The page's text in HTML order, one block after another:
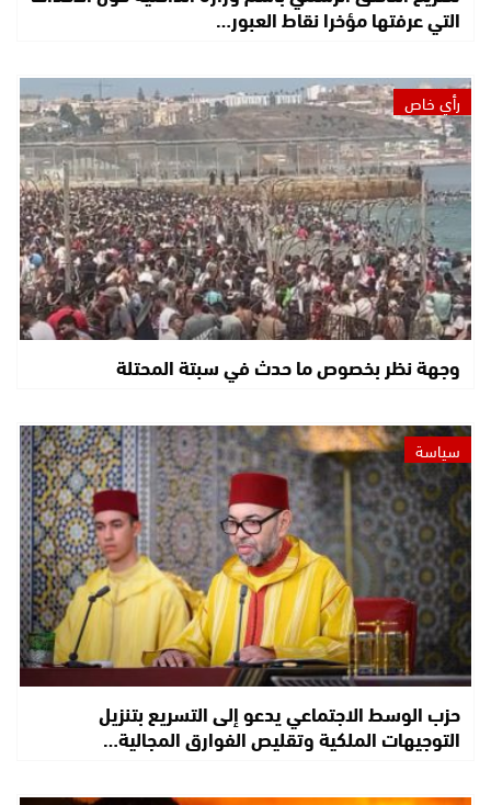
التي عرفتها مؤخرا نقاط العبور…
رأي خاص
وجهة نظر بخصوص ما حدث في سبتة المحتلة
سياسة
حزب الوسط الاجتماعي يدعو إلى التسريع بتنزيل
التوجيهات الملكية وتقليص الفوارق المجالية…